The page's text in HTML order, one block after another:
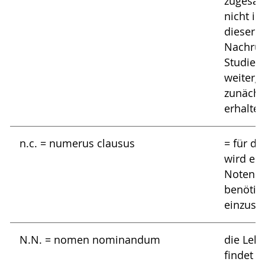
nicht in
dieser
n.c. = numerus clausus
= für
wird
N.N. = nomen nominandum
die
findet